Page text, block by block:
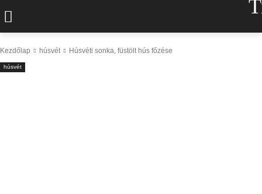
Kezdőlap húsvét Húsvéti sonka, füstölt hús főzése
húsvét